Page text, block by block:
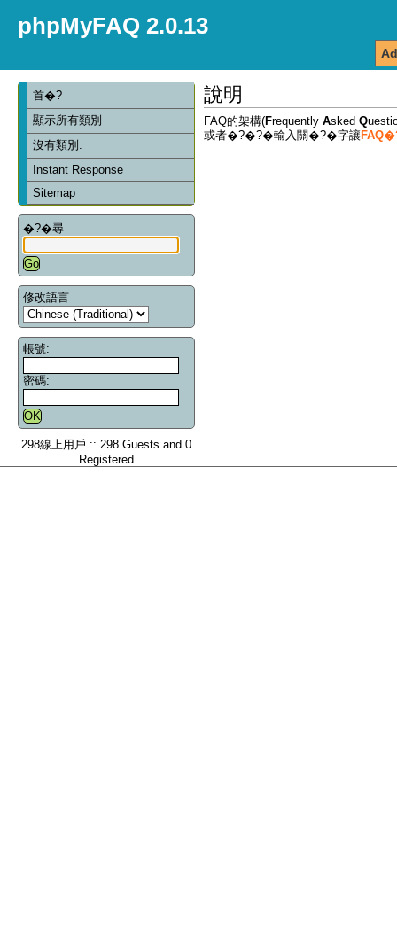
phpMyFAQ 2.0.13
首�?
顯示所有類別
沒有類別.
Instant Response
Sitemap
�?�尋
修改語言
帳號:
密碼:
298線上用戶 :: 298 Guests and 0
Registered
說明
FAQ的架構(Frequently Asked Q
或者�?�?�輸入關�?�字讓